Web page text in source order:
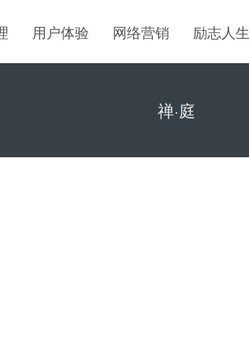
用户体验 网络营销 励志人生
禅·庭